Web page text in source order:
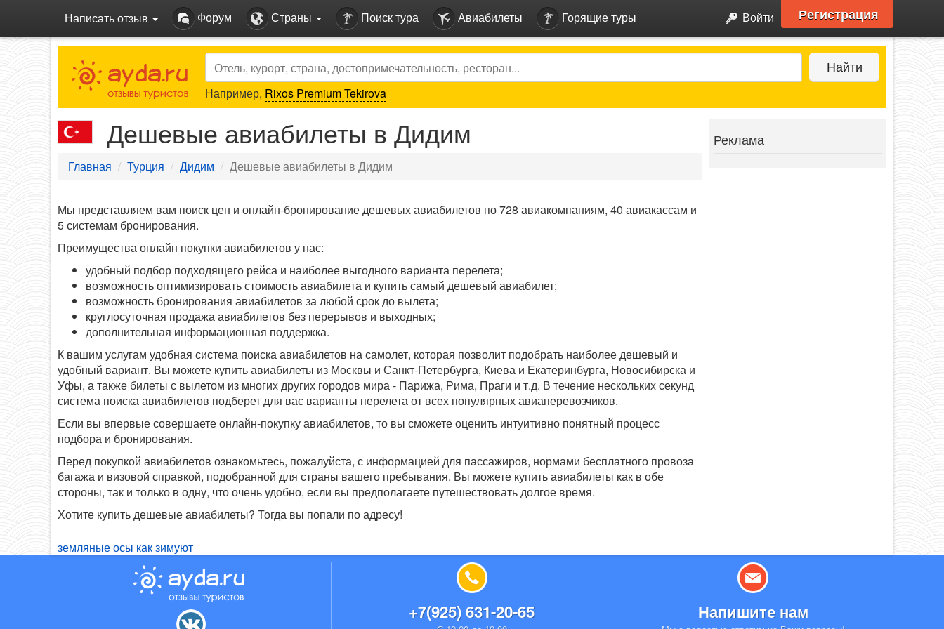
Написать отзыв Форум Страны Поиск тура Авиабилеты Горящие туры Войти Регистрация
Search Найти
Например, Rixos Premium Tekirova
Дешевые авиабилеты в Дидим
Главная Турция Дидим Дешевые авиабилеты в Дидим
Мы представляем вам поиск цен и онлайн-бронирование дешевых авиабилетов по 728 авиакомпаниям, 40 авиакассам и
5 системам бронирования.
Преимущества онлайн покупки авиабилетов у нас:
удобный подбор подходящего рейса и наиболее выгодного варианта перелета;
возможность оптимизировать стоимость авиабилета и купить самый дешевый авиабилет;
возможность бронирования авиабилетов за любой срок до вылета;
круглосуточная продажа авиабилетов без перерывов и выходных;
дополнительная информационная поддержка.
К вашим услугам удобная система поиска авиабилетов на самолет, которая позволит подобрать наиболее дешевый и
удобный вариант. Вы можете купить авиабилеты из Москвы и Санкт-Петербурга, Киева и Екатеринбурга, Новосибирска и
Уфы, а также билеты с вылетом из многих других городов мира - Парижа, Рима, Праги и т.д. В течение нескольких секунд
система поиска авиабилетов подберет для вас варианты перелета от всех популярных авиаперевозчиков.
Если вы впервые совершаете онлайн-покупку авиабилетов, то вы сможете оценить интуитивно понятный процесс
подбора и бронирования.
Перед покупкой авиабилетов ознакомьтесь, пожалуйста, с информацией для пассажиров, нормами бесплатного провоза
багажа и визовой справкой, подобранной для страны вашего пребывания. Вы можете купить авиабилеты как в обе
стороны, так и только в одну, что очень удобно, если вы предполагаете путешествовать долгое время.
Хотите купить дешевые авиабилеты? Тогда вы попали по адресу!
Реклама
земляные осы как зимуют
+7(925) 631-20-65 Напишите нам